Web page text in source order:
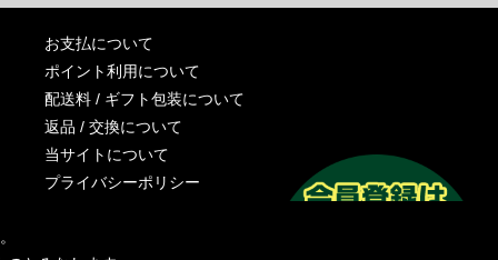
お支払について
ポイント利用について
配送料 / ギフト包装について
返品 / 交換について
当サイトについて
プライバシーポリシー